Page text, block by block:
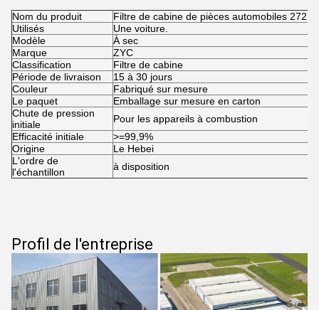
Nom du produit
Filtre de cabine de pièces automobiles
Utilisés
Une voiture.
Modèle
À sec
Marque
ZYC
Classification
Filtre de cabine
Période de livraison
15 à 30 jours
Couleur
Fabriqué sur mesure
Le paquet
Emballage sur mesure en carton
Chute de pression
initiale
Pour les appareils à combustion
Efficacité initiale
>=99,9%
Origine
Le Hebei
L'ordre de
l'échantillon
à disposition
Profil de l'entreprise